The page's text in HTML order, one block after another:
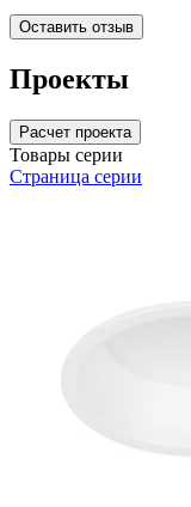
Оставить отзыв
Проекты
Расчет проекта
Товары серии
Страница серии